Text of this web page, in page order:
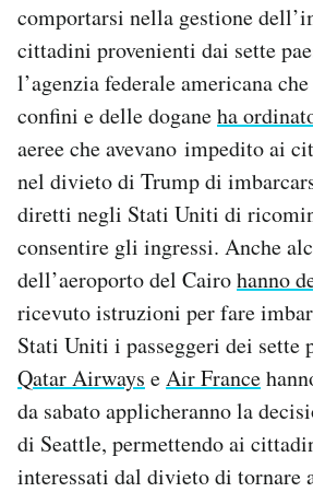
comportarsi nella gestione
cittadini provenienti dai sette
l’agenzia federale americana
confini e delle doganeha
aeree che avevano impedito ai
nel divieto di Trump di
diretti negli Stati Uniti di
consentire gli ingressi. Anche
dell’aeroporto del Cairohanno
ricevuto istruzioni per fare
Stati Uniti i passeggeri dei sette
Qatar Airways eAir France
da sabato applicheranno la
di Seattle, permettendo ai
interessati dal divieto di tornare